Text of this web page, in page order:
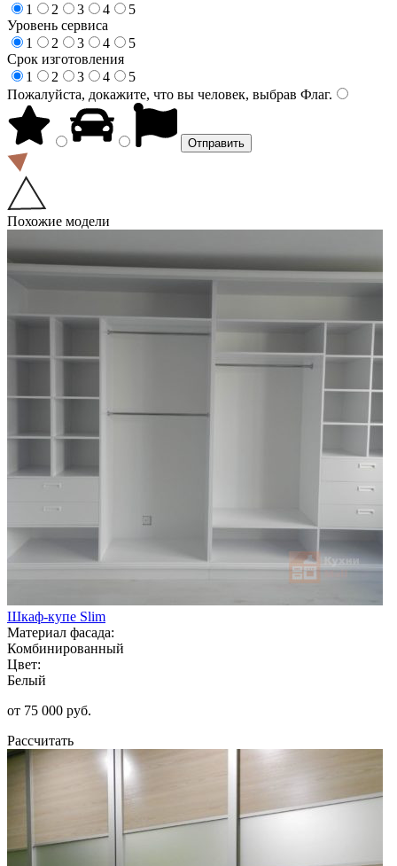
1
2 3 4
5
Уровень сервиса
1
2 3 4
5
Срок изготовления
1
2 3 4
5
Пожалуйста, докажите, что вы человек, выбрав Флаг.
Похожие модели
Шкаф-купе Slim
Материал фасада:
Комбинированный
Цвет:
Белый
от 75 000 руб.
Рассчитать